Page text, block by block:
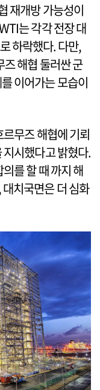
재개방 가능성이
는 각각 전장 대
하락했다. 다만,
해협 둘러싼 군
이어가는 모습이
무즈 해협에 기뢰
지시했다고 밝혔다.
를 할 때 까지 해
치국면은 더 심화